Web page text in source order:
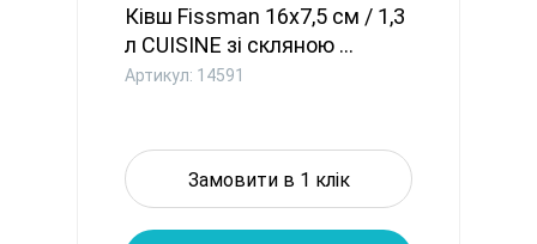
Ківш Fissman 16x7,5 см / 1,3
л CUISINE зі скляною ...
Артикул: 14591
Замовити в 1 клік